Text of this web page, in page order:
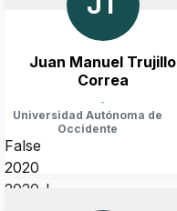
Juan Manuel Trujillo
Correa
-
Universidad Autónoma de
Occidente
False
2020
2020-I